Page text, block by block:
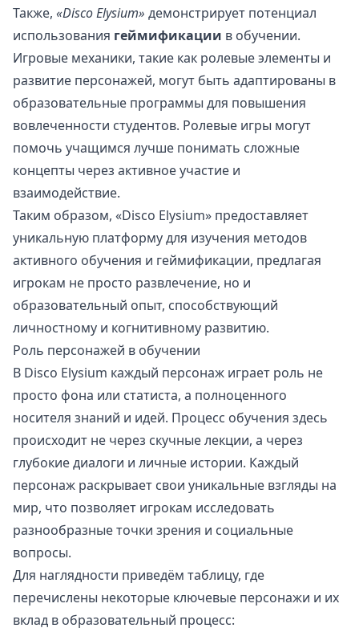
Также, «Disco Elysium» демонстрирует потенциал
использования геймификации в обучении.
Игровые механики, такие как ролевые элементы и
развитие персонажей, могут быть адаптированы в
образовательные программы для повышения
вовлеченности студентов. Ролевые игры могут
помочь учащимся лучше понимать сложные
концепты через активное участие и
взаимодействие.
Таким образом, «Disco Elysium» предоставляет
уникальную платформу для изучения методов
активного обучения и геймификации, предлагая
игрокам не просто развлечение, но и
образовательный опыт, способствующий
личностному и когнитивному развитию.
Роль персонажей в обучении
В Disco Elysium каждый персонаж играет роль не
просто фона или статиста, а полноценного
носителя знаний и идей. Процесс обучения здесь
происходит не через скучные лекции, а через
глубокие диалоги и личные истории. Каждый
персонаж раскрывает свои уникальные взгляды на
мир, что позволяет игрокам исследовать
разнообразные точки зрения и социальные
вопросы.
Для наглядности приведём таблицу, где
перечислены некоторые ключевые персонажи и их
вклад в образовательный процесс: